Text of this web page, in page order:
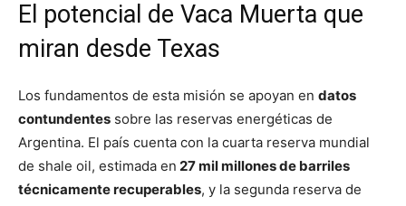
El potencial de Vaca Muerta que
miran desde Texas
Los fundamentos de esta misión se apoyan en datos
contundentes sobre las reservas energéticas de
Argentina. El país cuenta con la cuarta reserva mundial
de shale oil, estimada en 27 mil millones de barriles
técnicamente recuperables, y la segunda reserva de